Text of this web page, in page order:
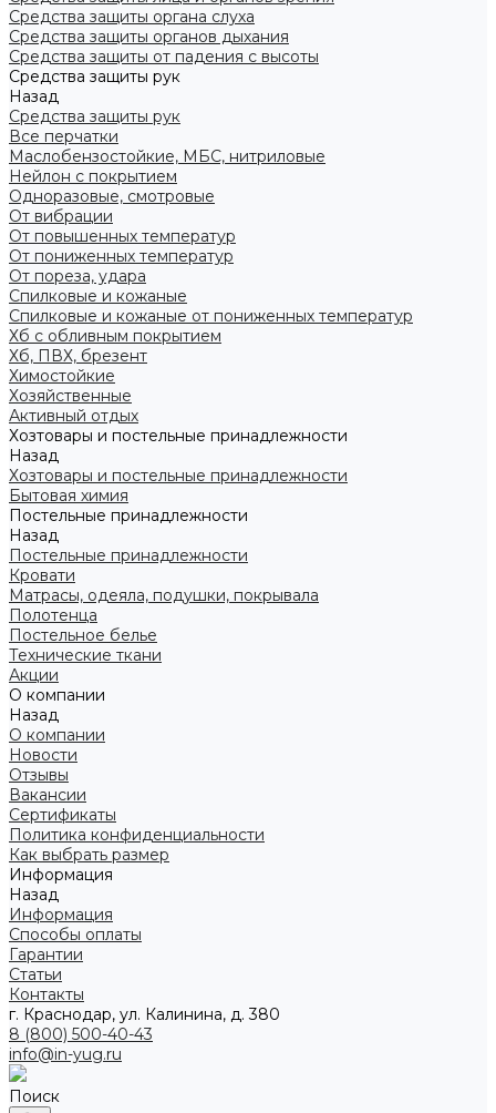
Средства защиты органа слуха
Средства защиты органов дыхания
Средства защиты от падения с высоты
Средства защиты рук
Назад
Средства защиты рук
Все перчатки
Маслобензостойкие, МБС, нитриловые
Нейлон с покрытием
Одноразовые, смотровые
От вибрации
От повышенных температур
От пониженных температур
От пореза, удара
Спилковые и кожаные
Спилковые и кожаные от пониженных температур
Хб с обливным покрытием
Хб, ПВХ, брезент
Химостойкие
Хозяйственные
Активный отдых
Хозтовары и постельные принадлежности
Назад
Хозтовары и постельные принадлежности
Бытовая химия
Постельные принадлежности
Назад
Постельные принадлежности
Кровати
Матрасы, одеяла, подушки, покрывала
Полотенца
Постельное белье
Технические ткани
Акции
О компании
Назад
О компании
Новости
Отзывы
Вакансии
Сертификаты
Политика конфиденциальности
Как выбрать размер
Информация
Назад
Информация
Способы оплаты
Гарантии
Статьи
Контакты
г. Краснодар, ул. Калинина, д. 380
8 (800) 500-40-43
info@in-yug.ru
Поиск